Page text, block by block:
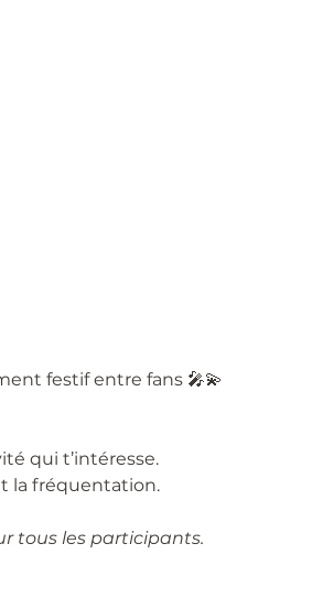
festif entre fans 🎤💫
qui t’intéresse.
la fréquentation.
tous les participants.